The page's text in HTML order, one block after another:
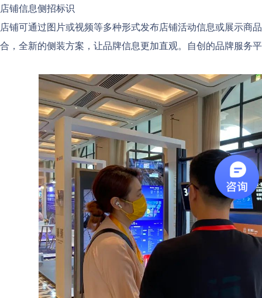
店铺信息侧招标识
店铺可通过图片或视频等多种形式发布店铺活动信息或展示商
合，全新的侧装方案，让品牌信息更加直观。自创的品牌服务